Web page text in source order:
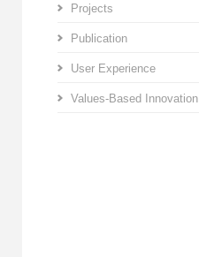
Projects
Publication
User Experience
Values-Based Innovation